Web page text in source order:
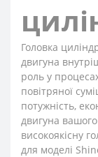
Головка
двигуна
роль у
повітряної
потужність,
двигуна
високоякісну
для моделі